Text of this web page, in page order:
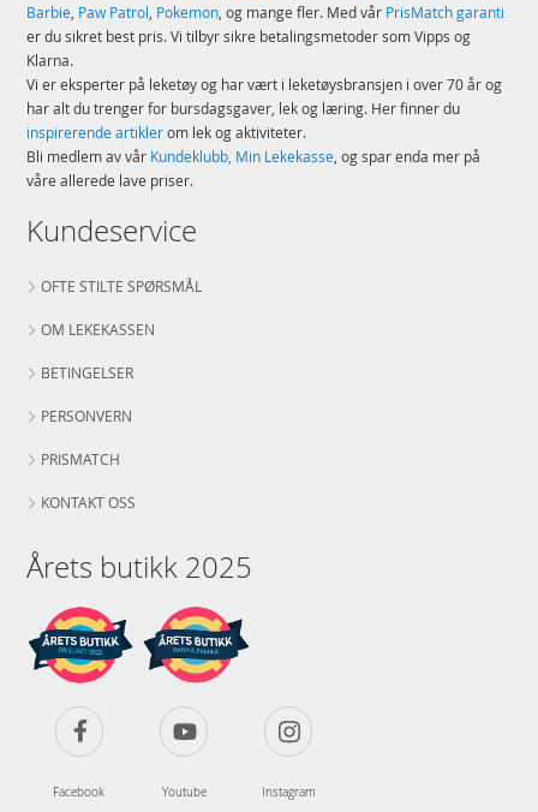
Barbie, Paw Patrol, Pokemon, og mange fler. Med vår PrisMatch garanti
er du sikret best pris. Vi tilbyr sikre betalingsmetoder som Vipps og
Klarna.
Vi er eksperter på leketøy og har vært i leketøysbransjen i over 70 år og
har alt du trenger for bursdagsgaver, lek og læring. Her finner du
inspirerende artiklerom lek og aktiviteter.
Bli medlem av vår Kundeklubb, Min Lekekasse, og spar enda mer på
våre allerede lave priser.
Kundeservice
OFTE STILTE SPØRSMÅL
OM LEKEKASSEN
BETINGELSER
PERSONVERN
PRISMATCH
KONTAKT OSS
Årets butikk 2025
Facebook Youtube Instagram